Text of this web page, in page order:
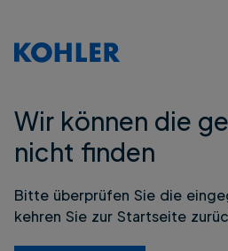
Wir können die
nicht finden
Bitte überprüfen Sie die
kehren Sie zur Startseite